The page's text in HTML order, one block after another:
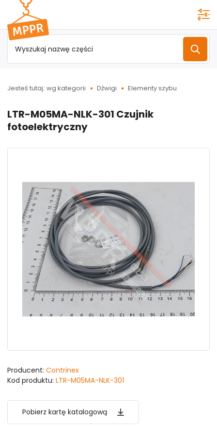
Przejdź do
menu
głównego
Jesteś tutaj: wg kategorii Dźwigi Elementy szybu
LTR-M05MA-NLK-301 Czujnik
fotoelektryczny
Producent: Contrinex
Kod produktu: LTR-M05MA-NLK-301
Pobierz kartę katalogową